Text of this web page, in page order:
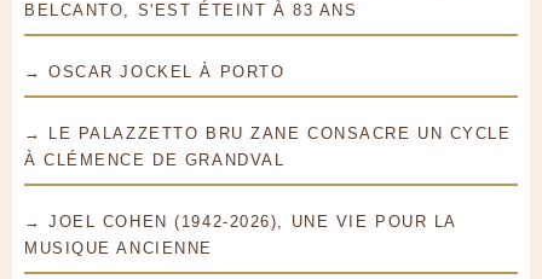
BELCANTO, S'EST ÉTEINT À 83 ANS
→ OSCAR JOCKEL À PORTO
→ LE PALAZZETTO BRU ZANE CONSACRE UN CYCLE
À CLÉMENCE DE GRANDVAL
→ JOEL COHEN (1942-2026), UNE VIE POUR LA
MUSIQUE ANCIENNE